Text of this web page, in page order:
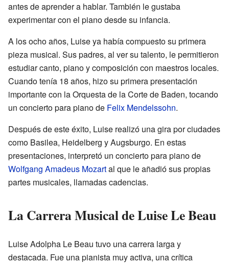
antes de aprender a hablar. También le gustaba
experimentar con el piano desde su infancia.
A los ocho años, Luise ya había compuesto su primera
pieza musical. Sus padres, al ver su talento, le permitieron
estudiar canto, piano y composición con maestros locales.
Cuando tenía 18 años, hizo su primera presentación
importante con la Orquesta de la Corte de Baden, tocando
un concierto para piano de Felix Mendelssohn.
Después de este éxito, Luise realizó una gira por ciudades
como Basilea, Heidelberg y Augsburgo. En estas
presentaciones, interpretó un concierto para piano de
Wolfgang Amadeus Mozartal que le añadió sus propias
partes musicales, llamadas cadencias.
La Carrera Musical de Luise Le Beau
Luise Adolpha Le Beau tuvo una carrera larga y
destacada. Fue una pianista muy activa, una crítica